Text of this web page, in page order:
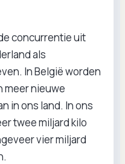
concurrentie uit
als
In België worden
meer nieuwe
in ons land. In ons
twee miljard kilo
vier miljard